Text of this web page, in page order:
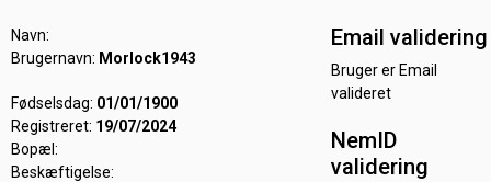
Navn:
Brugernavn: Morlock1943
Fødselsdag: 01/01/1900
Registreret: 19/07/2024
Bopæl:
Beskæftigelse:
Email validering
Bruger er Email
valideret
NemID
validering